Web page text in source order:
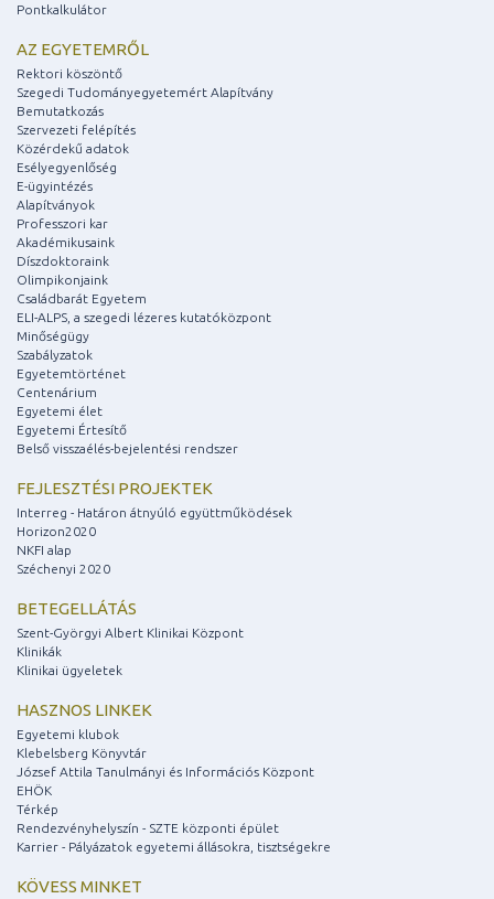
Pontkalkulátor
AZ EGYETEMRŐL
Rektori köszöntő
Szegedi Tudományegyetemért Alapítvány
Bemutatkozás
Szervezeti felépítés
Közérdekű adatok
Esélyegyenlőség
E-ügyintézés
Alapítványok
Professzori kar
Akadémikusaink
Díszdoktoraink
Olimpikonjaink
Családbarát Egyetem
ELI-ALPS, a szegedi lézeres kutatóközpont
Minőségügy
Szabályzatok
Egyetemtörténet
Centenárium
Egyetemi élet
Egyetemi Értesítő
Belső visszaélés-bejelentési rendszer
FEJLESZTÉSI PROJEKTEK
Interreg - Határon átnyúló együttműködések
Horizon2020
NKFI alap
Széchenyi 2020
BETEGELLÁTÁS
Szent-Györgyi Albert Klinikai Központ
Klinikák
Klinikai ügyeletek
HASZNOS LINKEK
Egyetemi klubok
Klebelsberg Könyvtár
József Attila Tanulmányi és Információs Központ
EHÖK
Térkép
Rendezvényhelyszín - SZTE központi épület
Karrier - Pályázatok egyetemi állásokra, tisztségekre
KÖVESS MINKET